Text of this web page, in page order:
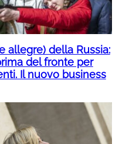
allegre) della Russia:
del fronte per
Il nuovo business